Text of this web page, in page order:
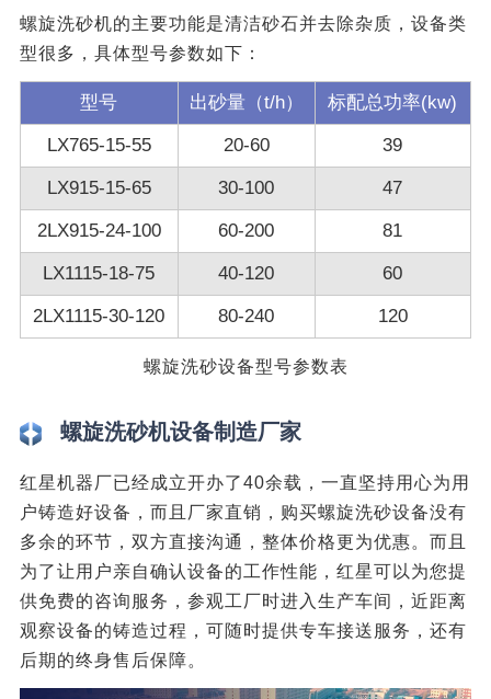
螺旋洗砂机的主要功能是清洁砂石并去除杂质，设备类
型很多，具体型号参数如下：
型号 出砂量（t/h） 标配总功率(kw)
LX765-15-55 20-60 39
LX915-15-65 30-100 47
2LX915-24-100 60-200 81
LX1115-18-75 40-120 60
2LX1115-30-120 80-240 120
螺旋洗砂设备型号参数表
螺旋洗砂机设备制造厂家
红星机器厂已经成立开办了40余载，一直坚持用心为用
户铸造好设备，而且厂家直销，购买螺旋洗砂设备没有
多余的环节，双方直接沟通，整体价格更为优惠。而且
为了让用户亲自确认设备的工作性能，红星可以为您提
供免费的咨询服务，参观工厂时进入生产车间，近距离
观察设备的铸造过程，可随时提供专车接送服务，还有
后期的终身售后保障。